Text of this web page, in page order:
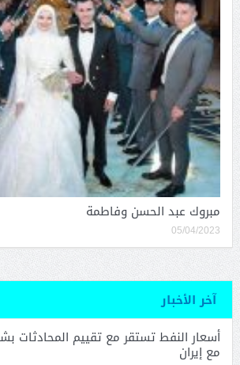
مبروك عبد الحسن وفاطمة
05/04/2023
آخر الأخبار
أسعار النفط تستقر مع تقييم المحادثات
مع إيران